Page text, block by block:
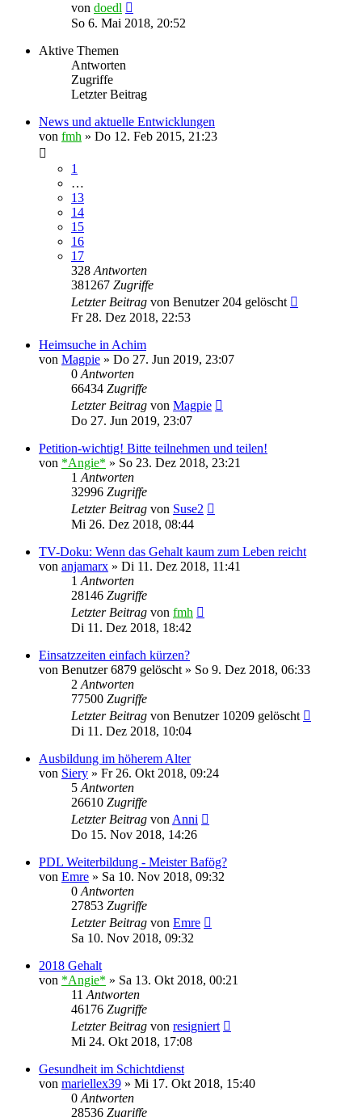
von doedl
Beitrag
So 6. Mai 2018, 20:52
Aktive Themen
Antworten
Zugriffe
Letzter Beitrag
News und aktuelle Entwicklungen
von fmh » Do 12. Feb 2015, 21:23
1
…
13
14
15
16
17
328 Antworten
381267 Zugriffe
Letzter Beitrag von Benutzer 204 gelöscht
Fr 28. Dez 2018, 22:53
Heimsuche in Achim
von Magpie » Do 27. Jun 2019, 23:07
0 Antworten
66434 Zugriffe
Letzter Beitrag von Magpie
Do 27. Jun 2019, 23:07
Petition-wichtig! Bitte teilnehmen und teilen!
von *Angie* » So 23. Dez 2018, 23:21
1 Antworten
32996 Zugriffe
Letzter Beitrag von Suse2
Mi 26. Dez 2018, 08:44
TV-Doku: Wenn das Gehalt kaum zum Leben reicht
von anjamarx » Di 11. Dez 2018, 11:41
1 Antworten
28146 Zugriffe
Letzter Beitrag von fmh
Di 11. Dez 2018, 18:42
Einsatzzeiten einfach kürzen?
von Benutzer 6879 gelöscht » So 9. Dez 2018, 06:33
2 Antworten
77500 Zugriffe
Letzter Beitrag von Benutzer 10209 gelöscht
Di 11. Dez 2018, 10:04
Ausbildung im höherem Alter
von Siery » Fr 26. Okt 2018, 09:24
5 Antworten
26610 Zugriffe
Letzter Beitrag von Anni
Do 15. Nov 2018, 14:26
PDL Weiterbildung - Meister Bafög?
von Emre » Sa 10. Nov 2018, 09:32
0 Antworten
27853 Zugriffe
Letzter Beitrag von Emre
Sa 10. Nov 2018, 09:32
2018 Gehalt
von *Angie* » Sa 13. Okt 2018, 00:21
11 Antworten
46176 Zugriffe
Letzter Beitrag von resigniert
Mi 24. Okt 2018, 17:08
Gesundheit im Schichtdienst
von mariellex39 » Mi 17. Okt 2018, 15:40
0 Antworten
28536 Zugriffe